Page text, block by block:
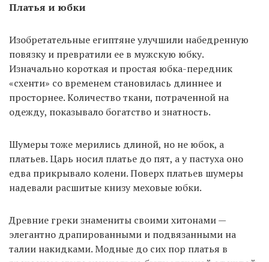
Платья и юбки
Изобретательные египтяне улучшили набедренную
повязку и превратили ее в мужскую юбку.
Изначально короткая и простая юбка-передник
«схенти» со временем становилась длиннее и
просторнее. Количество ткани, потраченной на
одежду, показывало богатство и знатность.
Шумеры тоже мерились длиной, но не юбок, а
платьев. Царь носил платье до пят, а у пастуха оно
едва прикрывало колени. Поверх платьев шумеры
надевали расшитые книзу меховые юбки.
Древние греки знамениты своими хитонами —
элегантно драпированными и подвязанными на
талии накидками. Модные до сих пор платья в